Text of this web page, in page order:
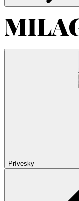
Prívesky